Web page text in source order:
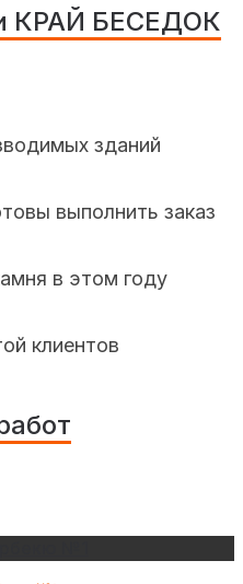
КРАЙ БЕСЕДОК
зданий
выполнить заказ
в этом году
клиентов